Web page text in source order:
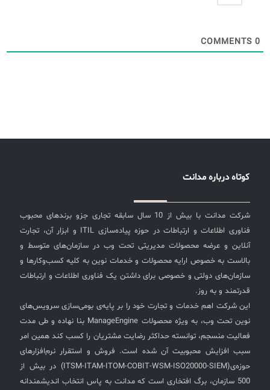
0
کوتاه درباره مدانت
شرکت مدانت با بیش از 10 سال سابقه تجاری جزو برندهای محبوب
فناوری اطلاعات و ارتباطات در حوزه پیاده‌سازی ITIL و ابزار آن، تجارت
آنلاین و عرضه محصولات مدیریتی تحت وب در سازمان‌های متوسط و
بالاست به خصوص ارایه محصولات و خدمات نوین به کلیه کسب‌وکارها و
سازمان‌های دولتی و خصوصی برای داشتن یک فناوری اطلاعات و ارتباطات
قدرتمند و به روز.
این شرکت اهم خدمات و تجارت خود را بر پایه‌ی بومی‌سازی سرویس‌های
نوین تحت وب، به ویژه محصولات ManageEngine بنا نهاده و طی مدت
فعالیت منسجم، توانسته حداکثر رضایت مشتریان را کسب کند همین امر
سبب افزایش محبوبیت آن شده است. فروش و استقرار نرم‌افزارهای
حوزه‌ی(ITSM-ITAM-ITOM-COBIT-WSM-ISO20000-SIEM) در بیش از
500 سازمان، برگ افتخاری است که مدانت به پاس انتخاب اندیشمندانه